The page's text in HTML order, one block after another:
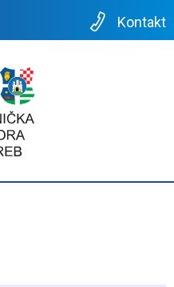
Kontakt